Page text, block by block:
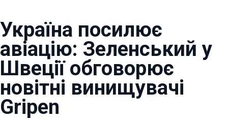
Україна посилює
авіацію: Зеленський у
Швеції обговорює
новітні винищувачі
Gripen